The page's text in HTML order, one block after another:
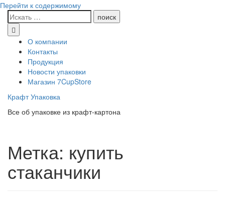
Перейти к содержимому
О компании
Контакты
Продукция
Новости упаковки
Магазин 7CupStore
Крафт Упаковка
Все об упаковке из крафт-картона
Метка: купить
стаканчики